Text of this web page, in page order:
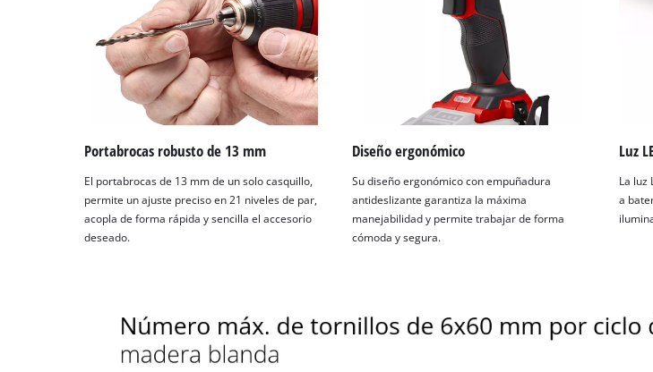
Portabrocas robusto de 13 mm
El portabrocas de 13 mm de un solo casquillo,
permite un ajuste preciso en 21 niveles de par,
acopla de forma rápida y sencilla el accesorio
deseado.
Diseño ergonómico
Su diseño ergonómico con empuñadura
antideslizante garantiza la máxima
manejabilidad y permite trabajar de forma
cómoda y segura.
Luz
La luz
a